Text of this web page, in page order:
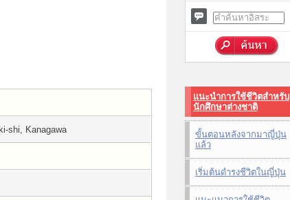
shi, Kanagawa
แนะนำการใช้ชีวิตสำหรับ
นักศึกษาต่างชาติ
ขั้นตอนหลังจากมาญี่ปุ่น
แล้ว
เริ่มต้นดำรงชีวิตในญี่ปุ่น